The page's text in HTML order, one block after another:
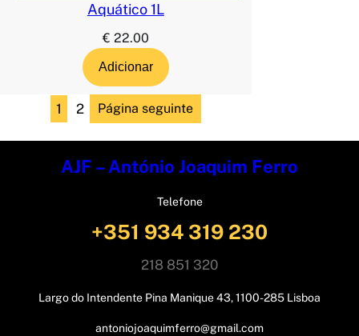
Aquático 1L
€ 22.00
Adicionar
1 2 Página seguinte
AJF – António Joaquim Ferro
Telefone
+351 934 319 230
218 851 320
Largo do Intendente Pina Manique 43, 1100-285 Lisboa
antoniojoaquimferro@gmail.com